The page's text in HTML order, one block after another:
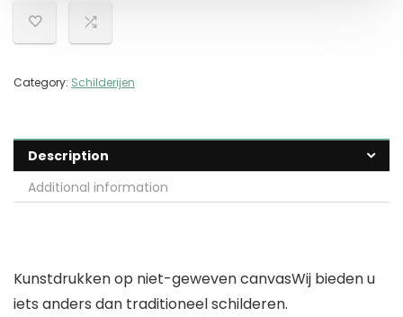
Category: Schilderijen
Description
Additional information
Kunstdrukken op niet-geweven canvasWij bieden u
iets anders dan traditioneel schilderen.